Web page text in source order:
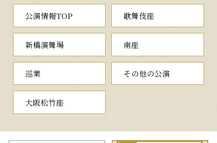
公演情報TOP 歌舞伎座
新橋演舞場 南座
巡業 その他の公演
大阪松竹座